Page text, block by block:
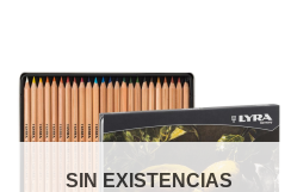
a la
lista de
deseos
SIN EXISTENCIAS